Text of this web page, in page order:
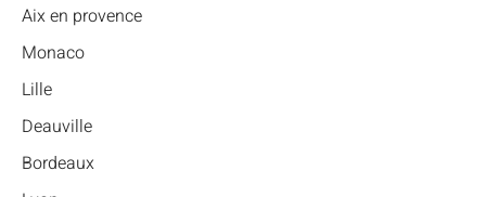
Aix en provence
Monaco
Lille
Deauville
Bordeaux